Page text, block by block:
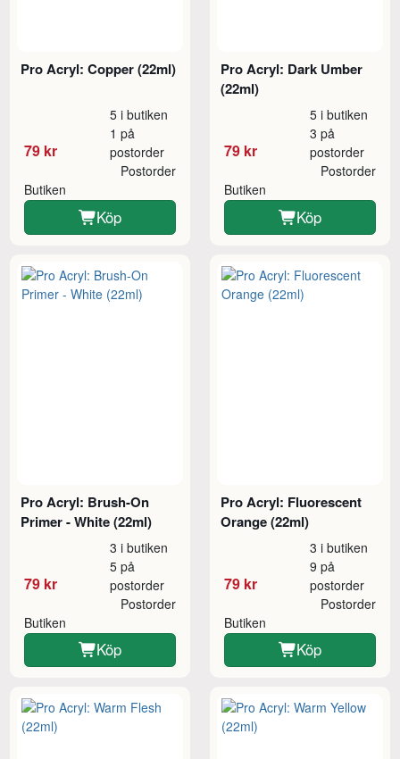
Pro Acryl: Copper (22ml)
79 kr
5 i butiken
1 på
postorder
Butiken
Postorder
Köp
Pro Acryl: Dark Umber
(22ml)
79 kr
5 i butiken
3 på
postorder
Butiken
Postorder
Köp
Pro Acryl: Brush-On
Primer - White (22ml)
79 kr
3 i butiken
5 på
postorder
Butiken
Postorder
Köp
Pro Acryl: Fluorescent
Orange (22ml)
79 kr
3 i butiken
9 på
postorder
Butiken
Postorder
Köp